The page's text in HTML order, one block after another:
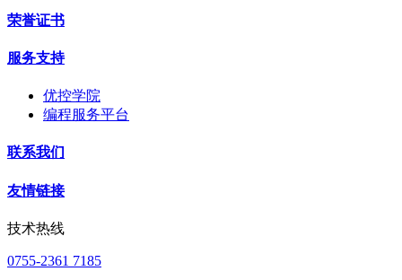
荣誉证书
服务支持
优控学院
编程服务平台
联系我们
友情链接
技术热线
0755-2361 7185